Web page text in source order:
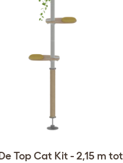
Top Cat Kit - 2,15 m